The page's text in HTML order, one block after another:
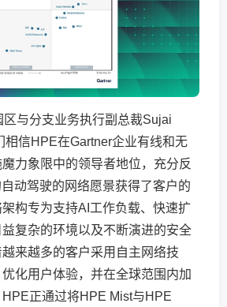
区与分支业务执行副总裁Sujai
相信HPE在Gartner企业有线和无
力象限中的领导者地位，充分反
动驾驶的网络愿景获得了客户的
构专为支持AI工作负载、快速扩
复杂的环境以及不断演进的安全
来越多的客户采用自主网络技
化用户体验，并在全球范围内加
正通过将HPE Mist与HPE